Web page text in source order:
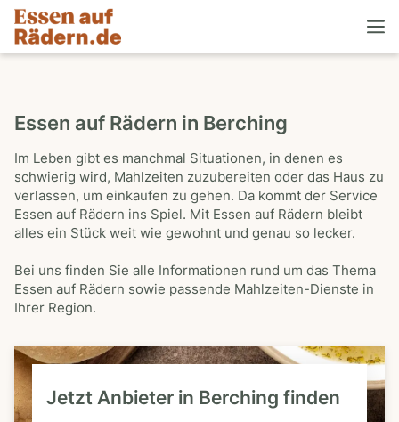
Essen auf Rädern in Berching
Im Leben gibt es manchmal Situationen, in denen es
schwierig wird, Mahlzeiten zuzubereiten oder das Haus zu
verlassen, um einkaufen zu gehen. Da kommt der Service
Essen auf Rädern ins Spiel. Mit Essen auf Rädern bleibt
alles ein Stück weit wie gewohnt und genau so lecker.
Bei uns finden Sie alle Informationen rund um das Thema
Essen auf Rädern sowie passende Mahlzeiten-Dienste in
Ihrer Region.
Jetzt Anbieter in Berching finden